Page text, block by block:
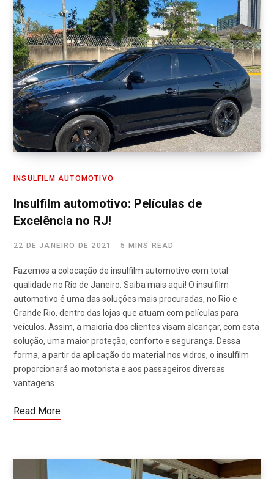
INSULFILM AUTOMOTIVO
Insulfilm automotivo: Películas de
Excelência no RJ!
22 DE JANEIRO DE 2021 5 MINS READ
Fazemos a colocação de insulfilm automotivo com total
qualidade no Rio de Janeiro. Saiba mais aqui! O insulfilm
automotivo é uma das soluções mais procuradas, no Rio e
Grande Rio, dentro das lojas que atuam com películas para
veículos. Assim, a maioria dos clientes visam alcançar, com esta
solução, uma maior proteção, conforto e segurança. Dessa
forma, a partir da aplicação do material nos vidros, o insulfilm
proporcionará ao motorista e aos passageiros diversas
vantagens…
Read More